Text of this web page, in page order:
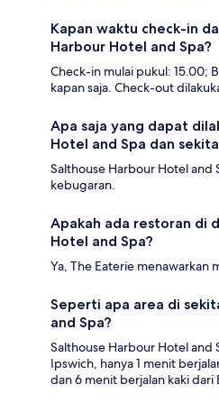
Kapan waktu check-in
Harbour Hotel and Spa?
Check-in mulai pukul: 15.00;
kapan saja. Check-out
Apa saja yang dapat
Hotel and Spa dan
Salthouse Harbour Hotel and
kebugaran.
Apakah ada restoran di
Hotel and Spa?
Ya, The Eaterie menawarkan
Seperti apa area di
and Spa?
Salthouse Harbour Hotel and
Ipswich, hanya 1 menit
dan 6 menit berjalan kaki dari